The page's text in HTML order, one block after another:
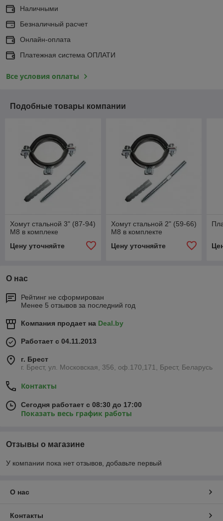
Наличными
Безналичный расчет
Онлайн-оплата
Платежная система ОПЛАТИ
Все условия оплаты
Подобные товары компании
Хомут стальной 3" (87-94)
М8 в комплеке
Цену уточняйте
Хомут стальной 2" (59-66)
М8 в комплекте
Цену уточняйте
О нас
Рейтинг не сформирован
Менее 5 отзывов за последний год
Компания продает на Deal.by
Работает с 04.11.2013
г. Брест
г. Брест, ул. Московская, 356, оф.170,171, Брест, Беларусь
Контакты
Сегодня работает с 08:30 до 17:00
Показать весь график работы
Отзывы о магазине
У компании пока нет отзывов, добавьте первый
О нас
Контакты